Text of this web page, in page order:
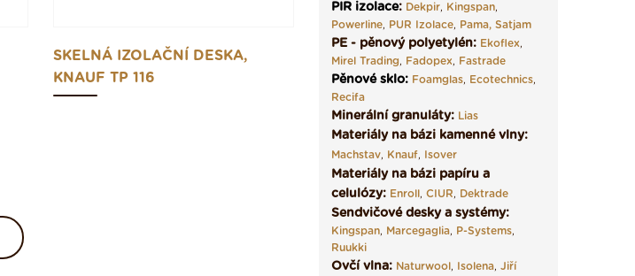
SKELNÁ IZOLAČNÍ DESKA,
KNAUF TP 116
PIR izolace: Dekpir, Kingspan,
Powerline, PUR Izolace, Pama, Satjam
PE - pěnový polyetylén: Ekoflex,
Mirel Trading, Fadopex, Fastrade
Pěnové sklo: Foamglas, Ecotechnics,
Recifa
Minerální granuláty: Lias
Materiály na bázi kamenné vlny:
Machstav, Knauf, Isover
Materiály na bázi papíru a
celulózy: Enroll, CIUR, Dektrade
Sendvičové desky a systémy:
Kingspan, Marcegaglia, P-Systems,
Ruukki
Ovčí vlna: Naturwool, Isolena, Jiří